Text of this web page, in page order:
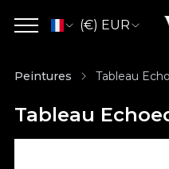
(€) EUR
Peintures Tableau
Tableau